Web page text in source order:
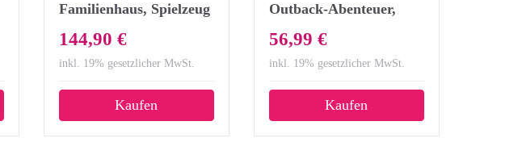
Familienhaus, Spielzeug
144,90 €
inkl. 19% gesetzlicher MwSt.
Kaufen
Outback-Abenteuer,
und Mädchen
56,99 €
inkl. 19% gesetzlicher MwSt.
Kaufen